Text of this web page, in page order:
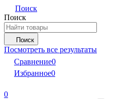
Поиск
Поиск
Поиск
Посмотреть все результаты
Сравнение0
Избранное0
0